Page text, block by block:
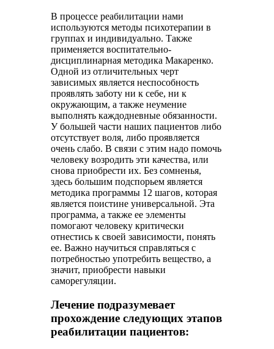
В процессе реабилитации нами
используются методы психотерапии в
группах и индивидуально. Также
применяется воспитательно-
дисциплинарная методика Макаренко.
Одной из отличительных черт
зависимых является неспособность
проявлять заботу ни к себе, ни к
окружающим, а также неумение
выполнять каждодневные обязанности.
У большей части наших пациентов либо
отсутствует воля, либо проявляется
очень слабо. В связи с этим надо помочь
человеку возродить эти качества, или
снова приобрести их. Без сомненья,
здесь большим подспорьем является
методика программы 12 шагов, которая
является поистине универсальной. Эта
программа, а также ее элементы
помогают человеку критически
отнестись к своей зависимости, понять
ее. Важно научиться справляться с
потребностью употребить вещество, а
значит, приобрести навыки
саморегуляции.
Лечение подразумевает
прохождение следующих этапов
реабилитации пациентов: